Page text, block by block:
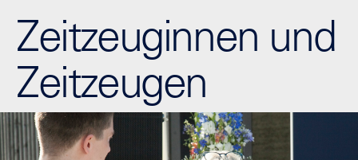
Zeitzeuginnen und
Zeitzeugen